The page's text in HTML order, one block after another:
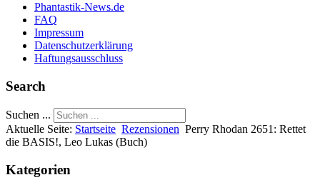
Phantastik-News.de
FAQ
Impressum
Datenschutzerklärung
Haftungsausschluss
Search
Suchen ...
Aktuelle Seite: Startseite Rezensionen Perry Rhodan 2651: Rettet
die BASIS!, Leo Lukas (Buch)
Kategorien